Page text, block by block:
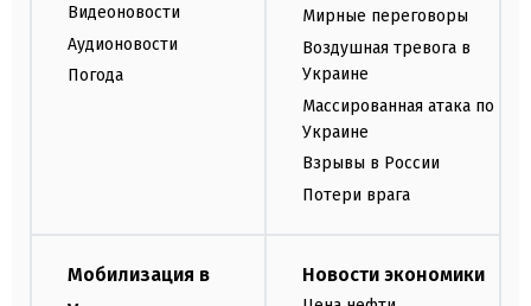
Видеоновости
Аудионовости
Погода
Мирные переговоры
Воздушная тревога в
Украине
Массированная атака по
Украине
Взрывы в России
Потери врага
Мобилизация в
Новости экономики